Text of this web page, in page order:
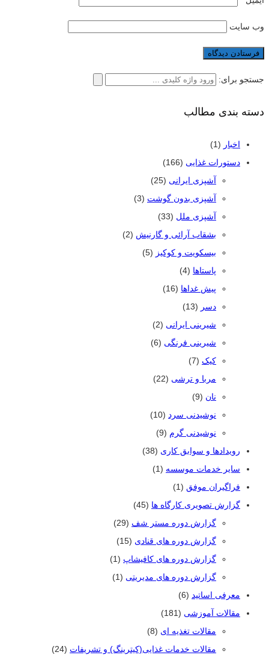
وب‌ سایت
جستجو برای:
دسته بندی مطالب
اخبار (1)
دستورات غذایی (166)
آشپزی ایرانی (25)
آشپزی بدون گوشت (3)
آشپزی ملل (33)
بشقاب آرائی و گارنیش (2)
بیسکویت و کوکیز (5)
پاستاها (4)
پیش غداها (16)
دسر (13)
شیرینی ایرانی (2)
شیرینی فرنگی (6)
کیک (7)
مربا و ترشی (22)
نان (9)
نوشیدنی سرد (10)
نوشیدنی گرم (9)
رویدادها و سوابق کاری (38)
سایر خدمات موسسه (1)
فراگیران موفق (1)
گزارش تصویری کارگاه ها (45)
گزارش دوره مستر شف (29)
گزارش دوره های قنادی (15)
گزارش دوره های کافیشاپ (1)
گزارش دوره های مدیریتی (1)
معرفی اساتید (6)
مقالات آموزشی (181)
مقالات تغذیه ای (8)
مقالات خدمات غذایی(کیترینگ) و تشریفات (24)